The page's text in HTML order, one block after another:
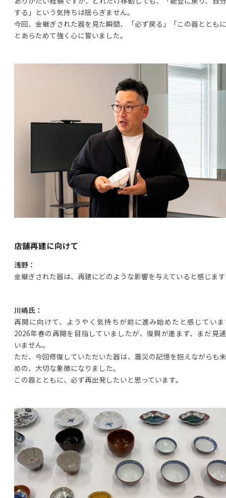
する」という気持ちは揺らぎません。
今回、金継ぎされた器を見た瞬間、「必ず戻る」「この器ととも
とあらためて強く心に誓いました。
店舗再建に向けて
浅野：
金継ぎされた器は、再建にどのような影響を与えていると感じま
川嶋氏：
再開に向けて、ようやく気持ちが前に進み始めたと感じてい
2026年春の再開を目指していましたが、復興が進まず、まだ見
いません。
ただ、今回修復していただいた器は、震災の記憶を抱えながらも
めの、大切な象徴になりました。
この器とともに、必ず再出発したいと思っています。